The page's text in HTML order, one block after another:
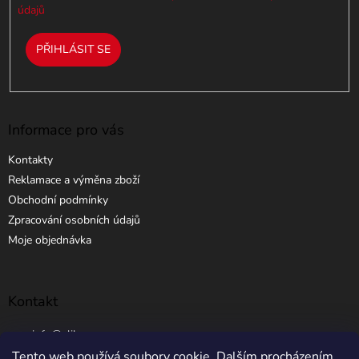
údajů
PŘIHLÁSIT SE
Informace pro vás
Kontakty
Reklamace a výměna zboží
Obchodní podmínky
Zpracování osobních údajů
Moje objednávka
Kontakt
info @ elibros.cz